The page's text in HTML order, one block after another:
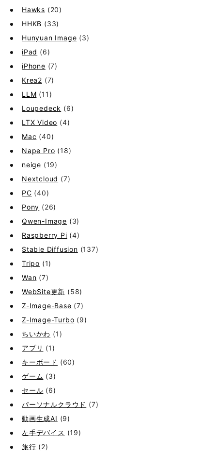
Hawks (20)
HHKB (33)
Hunyuan Image (3)
iPad (6)
iPhone (7)
Krea2 (7)
LLM (11)
Loupedeck (6)
LTX Video (4)
Mac (40)
Nape Pro (18)
neige (19)
Nextcloud (7)
PC (40)
Pony (26)
Qwen-Image (3)
Raspberry Pi (4)
Stable Diffusion (137)
Tripo (1)
Wan (7)
WebSite更新 (58)
Z-Image-Base (7)
Z-Image-Turbo (9)
ちいかわ (1)
アプリ (1)
キーボード (60)
ゲーム (3)
セール (6)
パーソナルクラウド (7)
動画生成AI (9)
左手デバイス (19)
旅行 (2)